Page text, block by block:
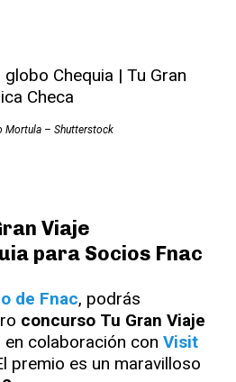
Mortula – Shutterstock
Viaje
para Socios Fnac
de Fnac, podrás
concurso Tu Gran Viaje
en colaboración con Visit
premio es un maravilloso